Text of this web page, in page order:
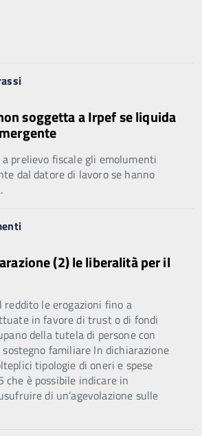
soggetta a Irpef se liquida
prelievo fiscale gli emolumenti
dal datore di lavoro se hanno
(2) le liberalità per il
reddito le erogazioni fino a
in favore di trust o di fondi
della tutela di persone con
familiare In dichiarazione
tipologie di oneri e spese
è possibile indicare in
di un’agevolazione sulle